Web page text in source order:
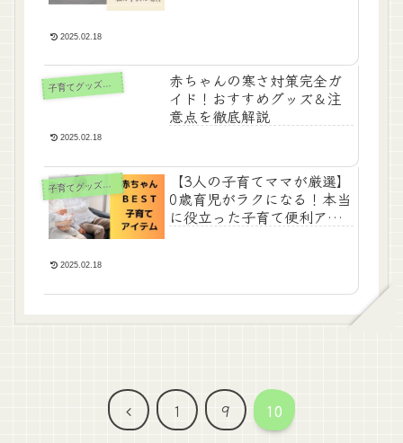
2025.02.18
子
育てグッズ・食事
赤ちゃんの寒さ対策完全ガ
イド！おすすめグッズ＆注
意点を徹底解説
2025.02.18
子
育てグッズ・食事
【3人の子育てママが厳選】
0歳育児がラクになる！本当
に役立った子育て便利アイ
2025.02.18
前
1 9 10